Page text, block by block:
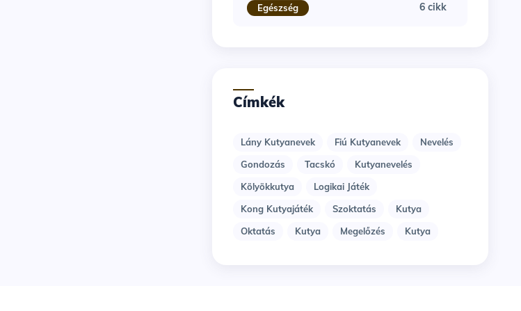
Egészség 6 cikk
Címkék
Lány Kutyanevek Fiú Kutyanevek
Nevelés
Gondozás
Tacskó
Kutyanevelés
Kölyökkutya
Logikai Játék
Kong Kutyajáték
Szoktatás
Kutya
Oktatás
Kutya Megelőzés Kutya